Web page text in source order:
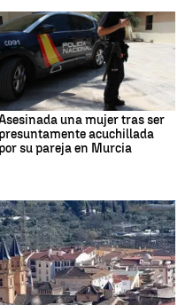
una mujer tras ser
acuchillada
su pareja en Murcia